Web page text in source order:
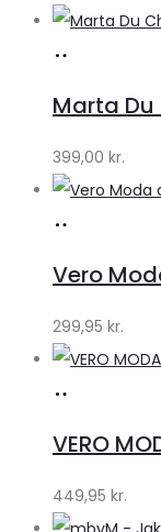
Marta
399,00 kr.
Vero
299,95 kr.
VERO
449,95 kr.